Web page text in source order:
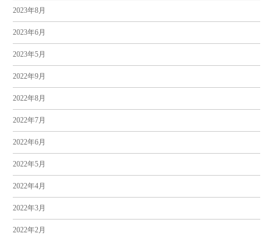
2023年8月
2023年6月
2023年5月
2022年9月
2022年8月
2022年7月
2022年6月
2022年5月
2022年4月
2022年3月
2022年2月